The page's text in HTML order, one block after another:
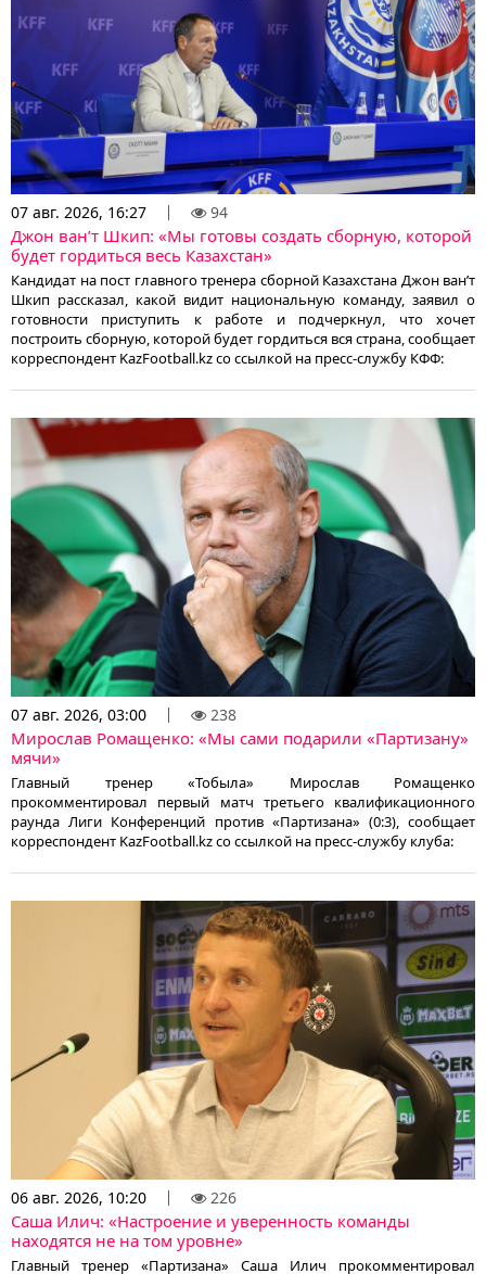
07 авг. 2026, 16:27 94
Джон ван’т Шкип: «Мы готовы создать сборную, которой
будет гордиться весь Казахстан»
Кандидат на пост главного тренера сборной Казахстана Джон ван’т
Шкип рассказал, какой видит национальную команду, заявил о
готовности приступить к работе и подчеркнул, что хочет
построить сборную, которой будет гордиться вся страна, сообщает
корреспондент KazFootball.kz со ссылкой на пресс-службу КФФ:
07 авг. 2026, 03:00 238
Мирослав Ромащенко: «Мы сами подарили «Партизану»
мячи»
Главный тренер «Тобыла» Мирослав Ромащенко
прокомментировал первый матч третьего квалификационного
раунда Лиги Конференций против «Партизана» (0:3), сообщает
корреспондент KazFootball.kz со ссылкой на пресс-службу клуба:
06 авг. 2026, 10:20 226
Саша Илич: «Настроение и уверенность команды
находятся не на том уровне»
Главный тренер «Партизана» Саша Илич прокомментировал